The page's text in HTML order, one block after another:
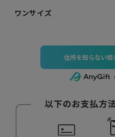
ワンサイズ
住所を知らない